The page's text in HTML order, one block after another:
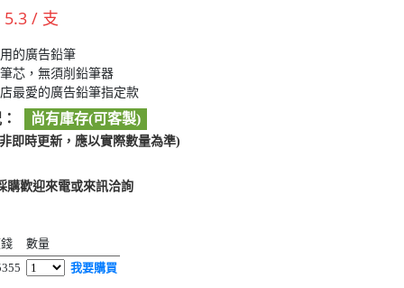
5.3 / 支
的廣告鉛筆
芯，無須削鉛筆器
最愛的廣告鉛筆指定款
尚有庫存(可客製)
即時更新，應以實際數量為準)
購歡迎來電或來訊洽詢
數量
我要購買